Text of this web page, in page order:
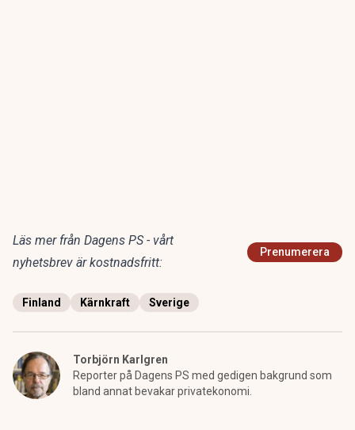
Läs mer från Dagens PS - vårt
nyhetsbrev är kostnadsfritt:
Prenumerera
Finland Kärnkraft Sverige
Torbjörn Karlgren
Reporter på Dagens PS med gedigen bakgrund som
bland annat bevakar privatekonomi.